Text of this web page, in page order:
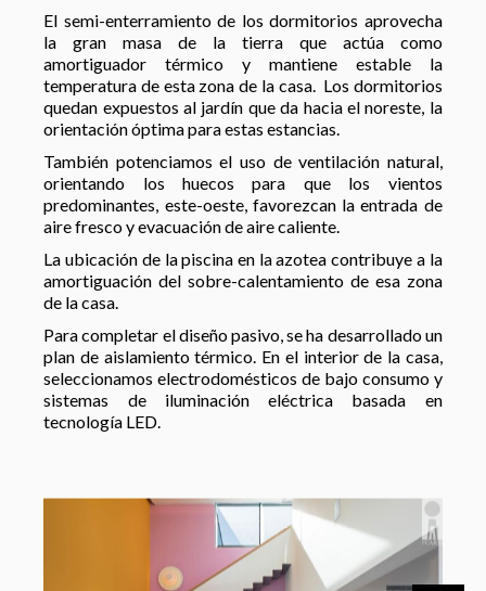
El semi-enterramiento de los dormitorios aprovecha
la gran masa de la tierra que actúa como
amortiguador térmico y mantiene estable la
temperatura de esta zona de la casa. Los dormitorios
quedan expuestos al jardín que da hacia el noreste, la
orientación óptima para estas estancias.
También potenciamos el uso de ventilación natural,
orientando los huecos para que los vientos
predominantes, este-oeste, favorezcan la entrada de
aire fresco y evacuación de aire caliente.
La ubicación de la piscina en la azotea contribuye a la
amortiguación del sobre-calentamiento de esa zona
de la casa.
Para completar el diseño pasivo, se ha desarrollado un
plan de aislamiento térmico. En el interior de la casa,
seleccionamos electrodomésticos de bajo consumo y
sistemas de iluminación eléctrica basada en
tecnología LED.